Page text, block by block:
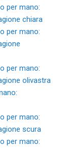
per mano:
chiara
per mano:
per mano:
olivastra
per mano:
scura
per mano: